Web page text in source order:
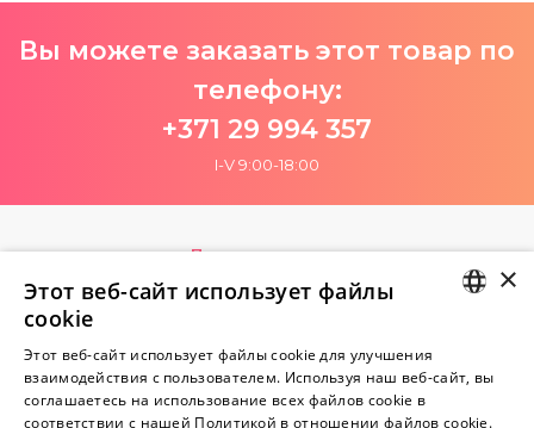
Вы можете заказать этот товар по
телефону:
+371 29 994 357
I-V 9:00-18:00
Пока нет отзывов
Внимание! Yesyes.lv содержит откровенную сексуальную
RUSSIAN
×
Этот веб-сайт использует файлы
cookie
Этот веб-сайт использует файлы cookie для улучшения
взаимодействия с пользователем. Используя наш веб-сайт, вы
соглашаетесь на использование всех файлов cookie в
соответствии с нашей Политикой в ​​отношении файлов cookie.